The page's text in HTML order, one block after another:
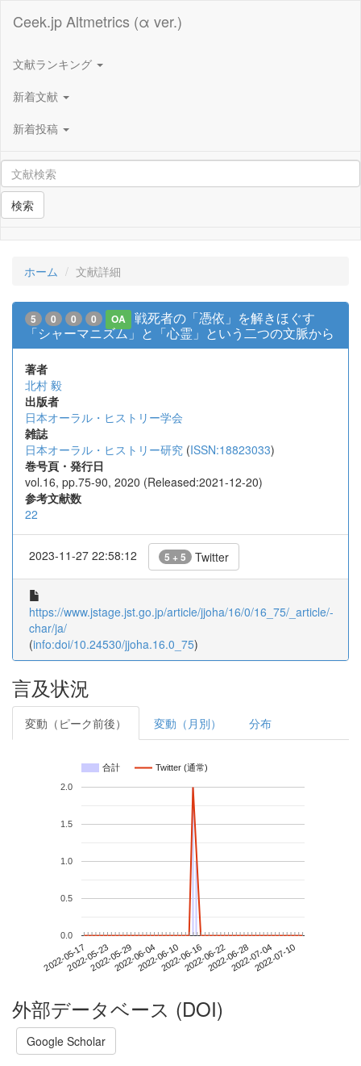
Ceek.jp Altmetrics (α ver.)
文献ランキング
新着文献
新着投稿
検索
ホーム 文献詳細
5 0 0 0 OA
戦死者の「憑依」を解きほぐす
「シャーマニズム」と「心霊」という二つの文脈から
著者
北村 毅
出版者
日本オーラル・ヒストリー学会
雑誌
日本オーラル・ヒストリー研究 (ISSN:18823033)
巻号頁・発行日
vol.16, pp.75-90, 2020 (Released:2021-12-20)
参考文献数
22
2023-11-27 22:58:12 5 + 5 Twitter
https://www.jstage.jst.go.jp/article/jjoha/16/0/16_75/_article/-
char/ja/
(info:doi/10.24530/jjoha.16.0_75)
言及状況
変動（ピーク前後） 変動（月別） 分布
合計 Twitter (通常)
2022-05-172022-05-232022-05-292022-06-042022-06-102022-06-162022-06-222022-06-282022-07-042022-07-10
0.0
0.5
1.0
1.5
2.0
外部データベース (DOI)
Google Scholar